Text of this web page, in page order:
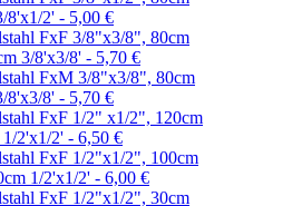
8'x1/2' - 5,00 €
3/8'x3/8' - 5,70 €
8'x3/8' - 5,70 €
1/2'x1/2' - 6,50 €
1/2'x1/2' - 6,00 €